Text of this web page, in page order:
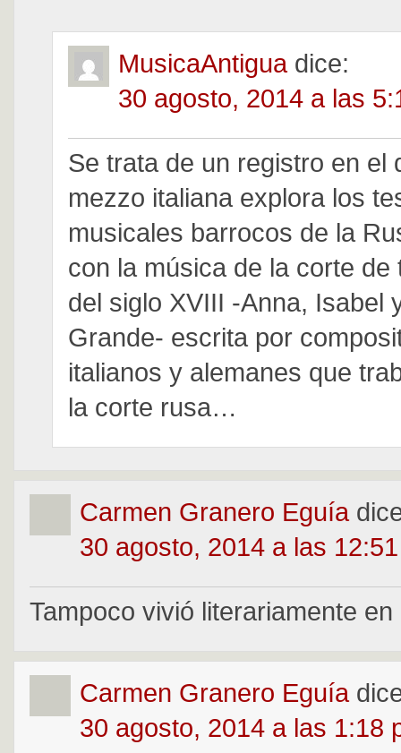
MusicaAntigua dice:
30 agosto, 2014 a las
Se trata de un registro en el
mezzo italiana explora los
musicales barrocos de la
con la música de la corte de
del siglo XVIII -Anna, Isabel
Grande- escrita por
italianos y alemanes que
la corte rusa…
Carmen Granero Eguía
30 agosto, 2014 a las
Tampoco vivió literariamente
Carmen Granero Eguía
30 agosto, 2014 a las 1:18